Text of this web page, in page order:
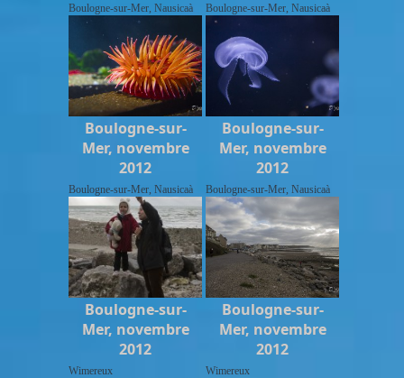
Boulogne-sur-Mer, Nausicaà Boulogne-sur-Mer, Nausicaà
Boulogne-sur-
Mer, novembre
2012
Boulogne-sur-Mer, Nausicaà
Boulogne-sur-
Mer, novembre
2012
Boulogne-sur-Mer, Nausicaà
Boulogne-sur-
Mer, novembre
2012
Wimereux
Boulogne-sur-
Mer, novembre
2012
Wimereux